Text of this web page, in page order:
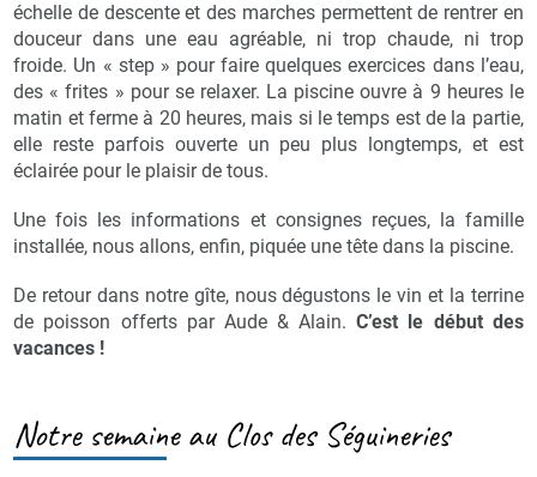
échelle de descente et des marches permettent de rentrer en
douceur dans une eau agréable, ni trop chaude, ni trop
froide. Un « step » pour faire quelques exercices dans l’eau,
des « frites » pour se relaxer. La piscine ouvre à 9 heures le
matin et ferme à 20 heures, mais si le temps est de la partie,
elle reste parfois ouverte un peu plus longtemps, et est
éclairée pour le plaisir de tous.
Une fois les informations et consignes reçues, la famille
installée, nous allons, enfin, piquée une tête dans la piscine.
De retour dans notre gîte, nous dégustons le vin et la terrine
de poisson offerts par Aude & Alain.C’est le début des
vacances !
Notre semaine au Clos des Séguineries